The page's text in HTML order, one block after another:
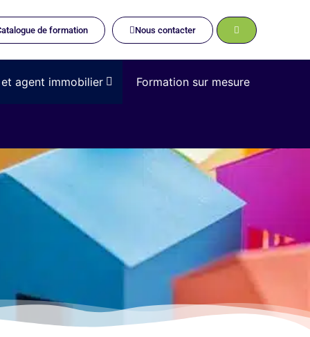
de formation Nous contacter
agent immobilier Formation sur mesure